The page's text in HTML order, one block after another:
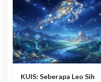
KUIS: Seberapa Leo Sih